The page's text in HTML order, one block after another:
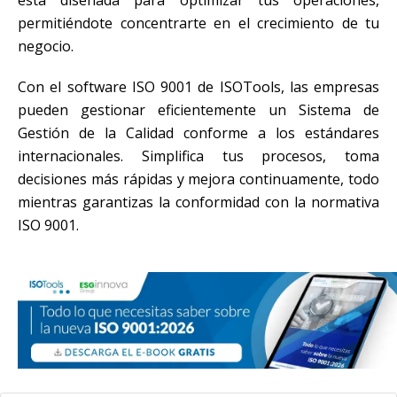
permitiéndote concentrarte en el crecimiento de tu
negocio.
Con el software ISO 9001 de ISOTools, las empresas
pueden gestionar eficientemente un Sistema de
Gestión de la Calidad conforme a los estándares
internacionales. Simplifica tus procesos, toma
decisiones más rápidas y mejora continuamente, todo
mientras garantizas la conformidad con la normativa
ISO 9001.